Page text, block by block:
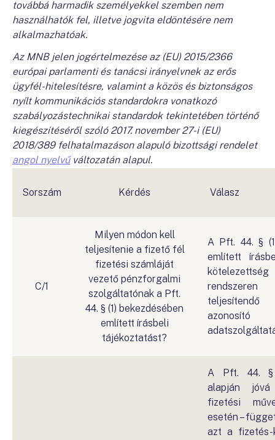
továbbá harmadik személyekkel szemben nem
használhatók fel, illetve jogvita eldöntésére nem
alkalmazhatóak.
Az MNB jelen jogértelmezése az (EU) 2015/2366
európai parlamenti és tanácsi irányelvnek az erős
ügyfél-hitelesítésre, valamint a közös és biztonságos
nyílt kommunikációs standardokra vonatkozó
szabályozástechnikai standardok tekintetében történő
kiegészítéséről szóló 2017. november 27-i (EU)
2018/389 felhatalmazáson alapuló bizottsági rendelet
angol nyelvűváltozatán alapul.
Sorszám Kérdés Válasz
C/1
Milyen módon kell
teljesítenie a fizető fél
fizetési számláját
vezető pénzforgalmi
szolgáltatónak a Pft.
44. § (1) bekezdésében
említett írásbeli
tájékoztatást?
A Pft. 44. §
említett
A Pft. 44. §
alapján
fizetési
esetén –
azt a fizetés-